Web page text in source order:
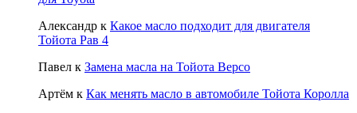
Александр к Какое масло подходит для двигателя
Тойота Рав 4
Павел к Замена масла на Тойота Версо
Артём к Как менять масло в автомобиле Тойота Королла